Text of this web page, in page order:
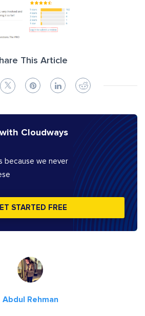
This Article
Cloudways
because we never
STARTED FREE
Abdul Rehman